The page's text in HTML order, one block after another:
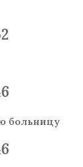
больницу